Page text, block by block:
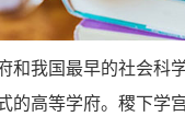
和我国最早的社会科
的高等学府。稷下学